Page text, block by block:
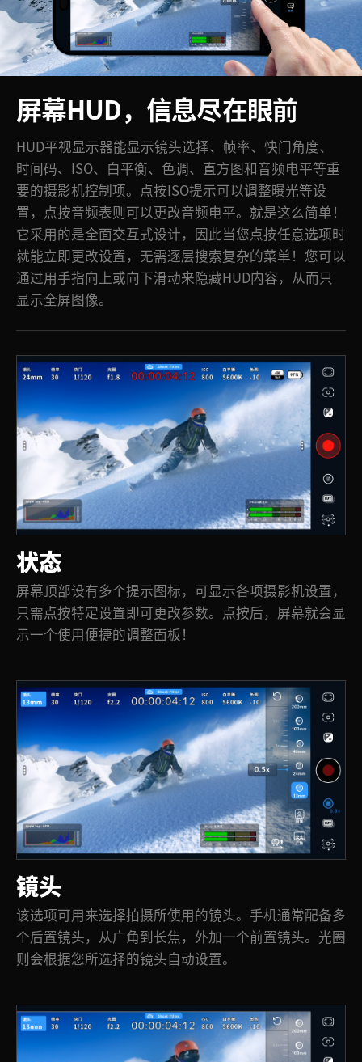
屏幕HUD，信息尽在眼前
HUD平视显示器能显示镜头选择、帧率、快门角度、
时间码、ISO、白平衡、色调、直方图和音频电平等重
要的摄影机控制项。点按ISO提示可以调整曝光等设
置，点按音频表则可以更改音频电平。就是这么简单！
它采用的是全面交互式设计，因此当您点按任意选项时
就能立即更改设置，无需逐层搜索复杂的菜单！您可以
通过用手指向上或向下滑动来隐藏HUD内容，从而只
显示全屏图像。
状态
屏幕顶部设有多个提示图标，可显示各项摄影机设置，
只需点按特定设置即可更改参数。点按后，屏幕就会显
示一个使用便捷的调整面板！
镜头
该选项可用来选择拍摄所使用的镜头。手机通常配备多
个后置镜头，从广角到长焦，外加一个前置镜头。光圈
则会根据您所选择的镜头自动设置。